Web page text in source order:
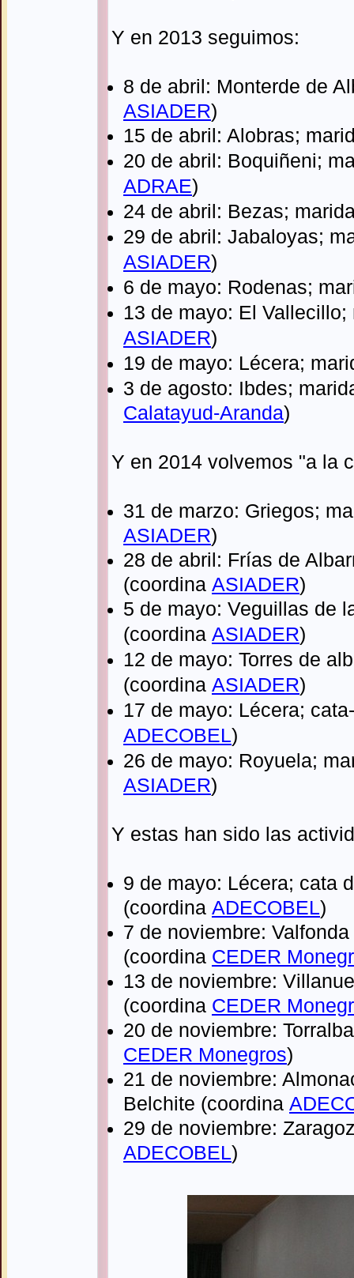
Y en 2013 seguimos:
8 de abril: Monterde de
ASIADER)
15 de abril: Alobras;
20 de abril: Boquiñeni;
ADRAE)
24 de abril: Bezas;
29 de abril: Jabaloyas;
ASIADER)
6 de mayo: Rodenas;
13 de mayo: El
ASIADER)
19 de mayo: Lécera;
3 de agosto: Ibdes;
Calatayud-Aranda)
Y en 2014 volvemos "a la
31 de marzo: Griegos;
ASIADER)
28 de abril: Frías de
(coordina ASIADER)
5 de mayo: Veguillas de
(coordina ASIADER)
12 de mayo: Torres de
(coordina ASIADER)
17 de mayo: Lécera; cata-
ADECOBEL)
26 de mayo: Royuela;
ASIADER)
Y estas han sido las
9 de mayo: Lécera; cata
(coordina ADECOBEL)
7 de noviembre:
(coordina CEDER
13 de noviembre:
(coordina CEDER
20 de noviembre:
CEDER Monegros)
21 de noviembre:
Belchite (coordina
29 de noviembre:
ADECOBEL)